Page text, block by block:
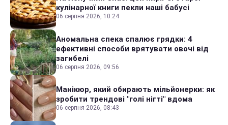
кулінарної книги пекли наші бабусі
06 серпня 2026, 10:24
Аномальна спека спалює грядки: 4
ефективні способи врятувати овочі від
загибелі
06 серпня 2026, 09:56
Манікюр, який обирають мільйонерки: як
зробити трендові "голі нігті" вдома
06 серпня 2026, 08:43